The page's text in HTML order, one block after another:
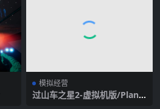
模拟经营
过山车之星2-虚拟机版/Plane